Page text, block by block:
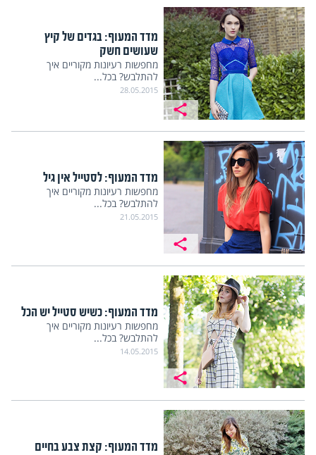
מדד המעוף: בגדים של קיץ
שעושים חשק
מחפשות רעיונות מקוריים איך
להתלבש? בכל...
28.05.2015
מדד המעוף: לסטייל אין גיל
מחפשות רעיונות מקוריים איך
להתלבש? בכל...
21.05.2015
מדד המעוף: כשיש סטייל יש הכל
מחפשות רעיונות מקוריים איך
להתלבש? בכל...
14.05.2015
מדד המעוף: קצת צבע בחיים